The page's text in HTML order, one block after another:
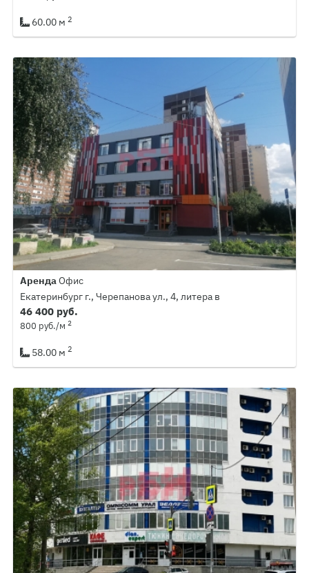
60.00 м 2
Аренда Офис
Екатеринбург г., Черепанова ул., 4, литера в
46 400 руб.
800 руб./м 2
58.00 м 2